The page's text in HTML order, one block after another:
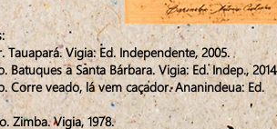
Tauapará. Vigia: Ed. Independente, 2005.
Batuques a Santa Bárbara. Vigia: Ed. Indep.,
Corre veado, lá vem caçador. Ananindeua: Ed.
Zimba. Vigia, 1978.